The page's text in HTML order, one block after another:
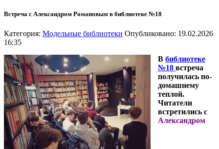
Встреча с Александром Романовым в библиотеке №18
Категория: Модельные библиотеки Опубликовано: 19.02.2026
16:35
В библиотеке
№18 встреча
получилась по-
домашнему
теплой.
Читатели
встретились с
Александром